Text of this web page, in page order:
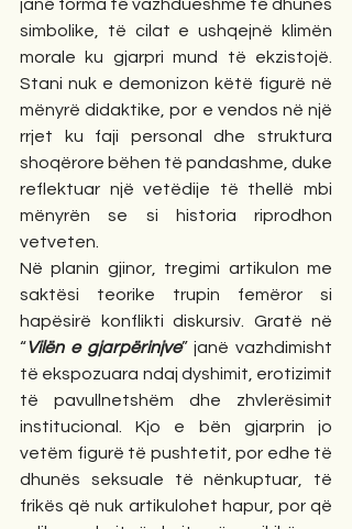
janë forma të vazhdueshme të dhunës
simbolike, të cilat e ushqejnë klimën
morale ku gjarpri mund të ekzistojë.
Stani nuk e demonizon këtë figurë në
mënyrë didaktike, por e vendos në një
rrjet ku faji personal dhe struktura
shoqërore bëhen të pandashme, duke
reflektuar një vetëdije të thellë mbi
mënyrën se si historia riprodhon
vetveten.
Në planin gjinor, tregimi artikulon me
saktësi teorike trupin femëror si
hapësirë konflikti diskursiv. Gratë në
“Vilën e gjarpërinjve” janë vazhdimisht
të ekspozuara ndaj dyshimit, erotizimit
të pavullnetshëm dhe zhvlerësimit
institucional. Kjo e bën gjarprin jo
vetëm figurë të pushtetit, por edhe të
dhunës seksuale të nënkuptuar, të
frikës që nuk artikulohet hapur, por që